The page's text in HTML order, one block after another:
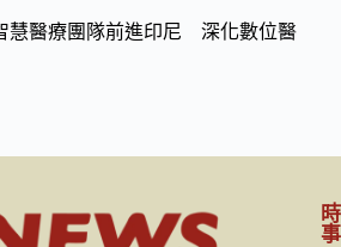
慧醫療團隊前進印尼 深化數位醫
時
事